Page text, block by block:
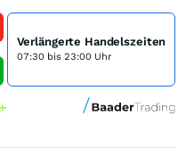
Verlängerte Handelszeiten
07:30 bis 23:00 Uhr